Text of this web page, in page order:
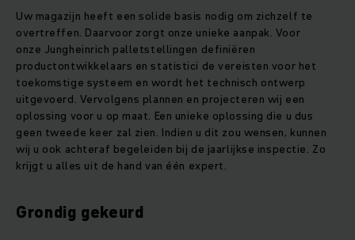
Uw magazijn heeft een solide basis nodig om zichzelf te
overtreffen. Daarvoor zorgt onze unieke aanpak. Voor
onze Jungheinrich palletstellingen definiëren
productontwikkelaars en statistici de vereisten voor het
toekomstige systeem en wordt het technisch ontwerp
uitgevoerd. Vervolgens plannen en projecteren wij een
oplossing voor u op maat. Een unieke oplossing die u dus
geen tweede keer zal zien. Indien u dit zou wensen, kunnen
wij u ook achteraf begeleiden bij de jaarlijkse inspectie. Zo
krijgt u alles uit de hand van één expert.
Grondig gekeurd